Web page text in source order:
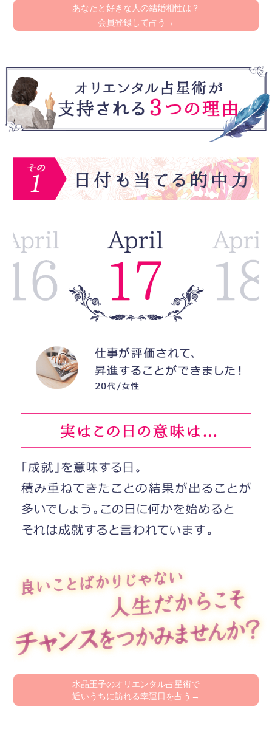
あなたと好きな人の結婚相性は？
会員登録して占う→
水晶玉子のオリエンタル占星術で
近いうちに訪れる幸運日を占う→